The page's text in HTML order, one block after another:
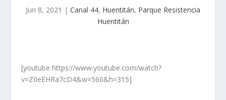
Jun 8, 2021 | Canal 44, Huentitán, Parque Resistencia
Huentitán
[youtube https://www.youtube.com/watch?
v=Z0eEHRa7cD4&w=560&h=315]